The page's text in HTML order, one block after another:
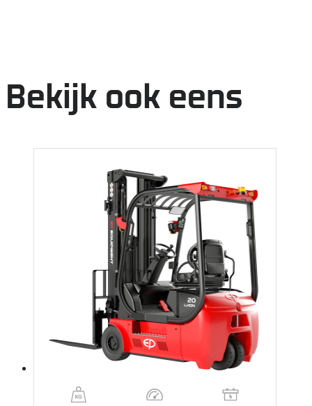
Bekijk ook eens